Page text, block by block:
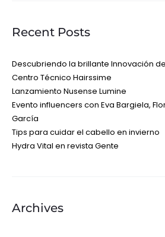
Recent Posts
Descubriendo la brillante Innovación
Centro Técnico Hairssime
Lanzamiento Nusense Lumine
Evento influencers con Eva Bargiela,
García
Tips para cuidar el cabello en invierno
Hydra Vital en revista Gente
Archives